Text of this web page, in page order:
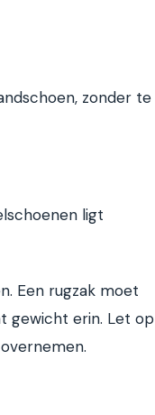
zonder te
ligt
Een rugzak moet
gewicht erin. Let op